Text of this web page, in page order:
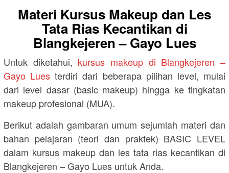
Materi Kursus Makeup dan Les
Tata Rias Kecantikan di
Blangkejeren – Gayo Lues
Untuk diketahui, kursus makeup di Blangkejeren –
Gayo Lues terdiri dari beberapa pilihan level, mulai
dari level dasar (basic makeup) hingga ke tingkatan
makeup profesional (MUA).
Berikut adalah gambaran umum sejumlah materi dan
bahan pelajaran (teori dan praktek) BASIC LEVEL
dalam kursus makeup dan les tata rias kecantikan di
Blangkejeren – Gayo Lues untuk Anda.